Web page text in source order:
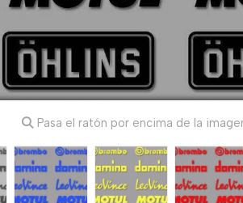
Pasa el ratón por encima de la